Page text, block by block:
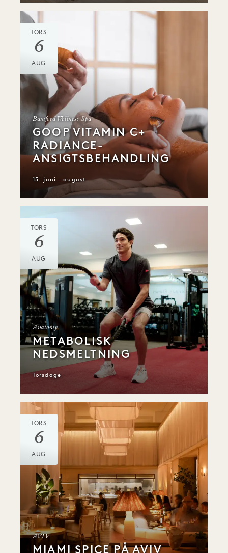
TORS
6
AUG
Bamford Wellness Spa
GOOP VITAMIN C+
RADIANCE-
ANSIGTSBEHANDLING
15. juni – august
TORS
6
AUG
Anatomy
METABOLISK
NEDSMELTNING
Torsdage
TORS
6
AUG
AVIV
MIAMI SPICE PÅ AVIV